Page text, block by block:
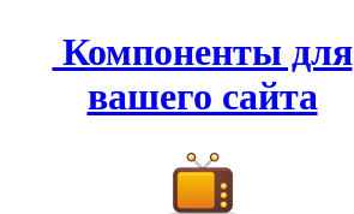
Компоненты для
вашего сайта